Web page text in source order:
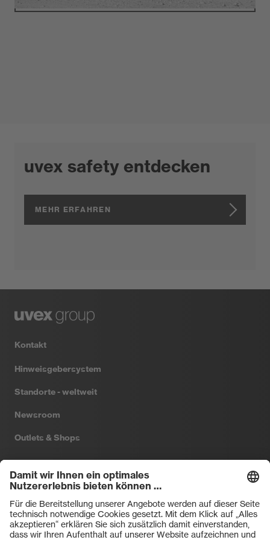
schützen.
uvex safety entdecken
MEHR ERFAHREN
Kontakt
Hinweisgebersystem
Standorte - weltweit
Newsroom
Outlets & Shops
HexArmor
laservision
uvex sports
Hiplok
Rainer Winter Stiftung